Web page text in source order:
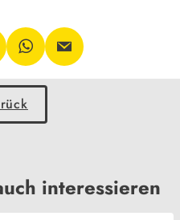
interessieren